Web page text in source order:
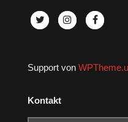
Support von
Kontakt